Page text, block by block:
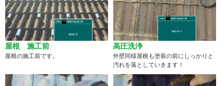
屋根 施工前
屋根の施工前です。
高圧洗浄
外壁同様屋根も塗装の前にしっかりと
汚れを落としていきます！